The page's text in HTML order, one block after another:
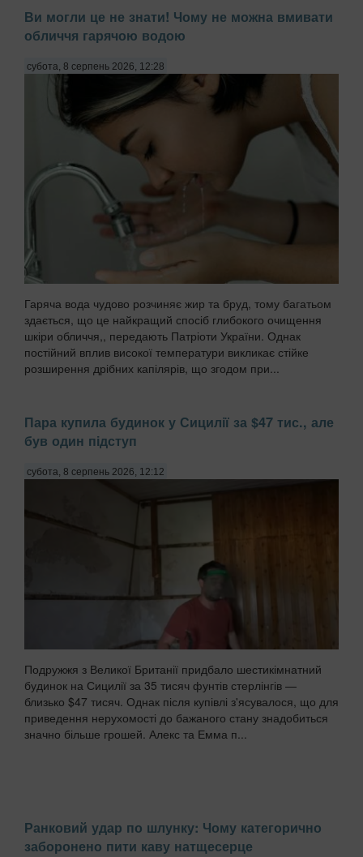
Ви могли це не знати! Чому не можна вмивати
обличчя гарячою водою
субота, 8 серпень 2026, 12:28
Гаряча вода чудово розчиняє жир та бруд, тому багатьом
здається, що це найкращий спосіб глибокого очищення
шкіри обличчя,, передають Патріоти України. Однак
постійний вплив високої температури викликає стійке
розширення дрібних капілярів, що згодом при...
Пара купила будинок у Сицилії за $47 тис., але
був один підступ
субота, 8 серпень 2026, 12:12
Подружжя з Великої Британії придбало шестикімнатний
будинок на Сицилії за 35 тисяч фунтів стерлінгів —
близько $47 тисяч. Однак після купівлі з'ясувалося, що для
приведення нерухомості до бажаного стану знадобиться
значно більше грошей. Алекс та Емма п...
Ранковий удар по шлунку: Чому категорично
заборонено пити каву натщесерце